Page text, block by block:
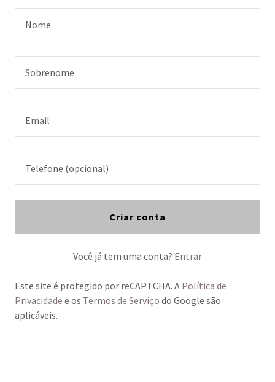
Criar conta
Você já tem uma conta? Entrar
Este site é protegido por reCAPTCHA. A Política de
Privacidade e os Termos de Serviço do Google são
aplicáveis.